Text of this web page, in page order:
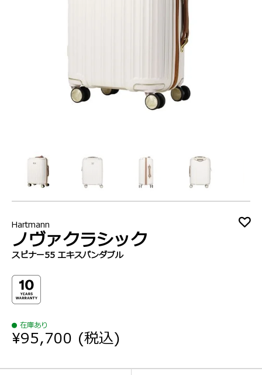
Hartmann
ノヴァクラシック
スピナー55 エキスパンダブル
在庫あり
¥95,700 (税込)